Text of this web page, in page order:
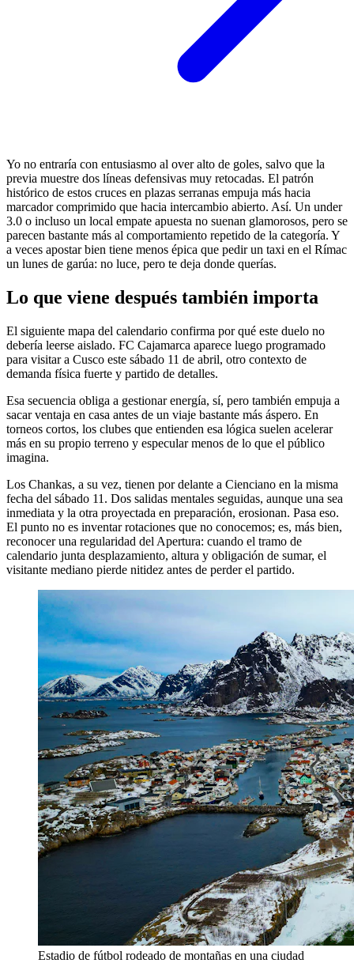
Yo no entraría con entusiasmo al over alto de goles, salvo que la
previa muestre dos líneas defensivas muy retocadas. El patrón
histórico de estos cruces en plazas serranas empuja más hacia
marcador comprimido que hacia intercambio abierto. Así. Un under
3.0 o incluso un local empate apuesta no suenan glamorosos, pero se
parecen bastante más al comportamiento repetido de la categoría. Y
a veces apostar bien tiene menos épica que pedir un taxi en el Rímac
un lunes de garúa: no luce, pero te deja donde querías.
Lo que viene después también importa
El siguiente mapa del calendario confirma por qué este duelo no
debería leerse aislado. FC Cajamarca aparece luego programado
para visitar a Cusco este sábado 11 de abril, otro contexto de
demanda física fuerte y partido de detalles.
Esa secuencia obliga a gestionar energía, sí, pero también empuja a
sacar ventaja en casa antes de un viaje bastante más áspero. En
torneos cortos, los clubes que entienden esa lógica suelen acelerar
más en su propio terreno y especular menos de lo que el público
imagina.
Los Chankas, a su vez, tienen por delante a Cienciano en la misma
fecha del sábado 11. Dos salidas mentales seguidas, aunque una sea
inmediata y la otra proyectada en preparación, erosionan. Pasa eso.
El punto no es inventar rotaciones que no conocemos; es, más bien,
reconocer una regularidad del Apertura: cuando el tramo de
calendario junta desplazamiento, altura y obligación de sumar, el
visitante mediano pierde nitidez antes de perder el partido.
Estadio de fútbol rodeado de montañas en una ciudad